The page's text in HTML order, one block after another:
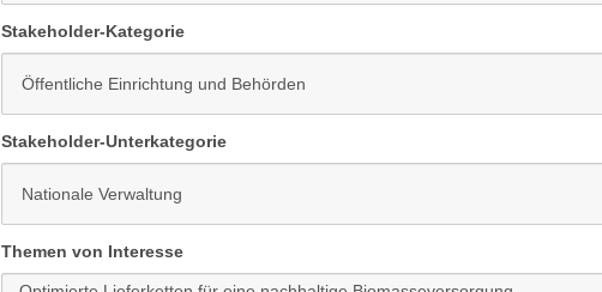
Stakeholder-Kategorie
Stakeholder-Unterkategorie
Themen von Interesse